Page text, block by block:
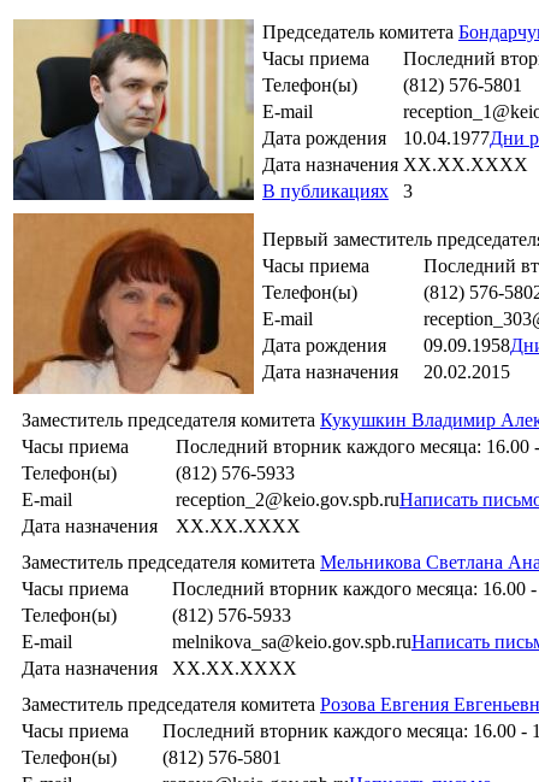
Председатель комитета
Часы приема
Последний
Телефон(ы)
(812) 576-5801
E-mail
Дата рождения
10.04.1977Дни
Дата назначения XX.XX.XXXX
В публикациях
3
Первый заместитель
Часы приема
Последний
Телефон(ы)
(812) 576-
E-mail
Дата рождения
09.09.1958
Дата назначения
20.02.2015
Заместитель председателя комитета Кукушкин Владимир
Часы приема
Последний вторник каждого месяца: 16.00
Телефон(ы)
(812) 576-5933
E-mail
reception_2@keio.gov.spb.ruНаписать
Дата назначения
XX.XX.XXXX
Заместитель председателя комитета Мельникова Светлана
Часы приема
Последний вторник каждого месяца: 16.00
Телефон(ы)
(812) 576-5933
E-mail
melnikova_sa@keio.gov.spb.ruНаписать
Дата назначения
XX.XX.XXXX
Заместитель председателя комитета Розова Евгения
Часы приема
Последний вторник каждого месяца: 16.00 -
Телефон(ы)
(812) 576-5801